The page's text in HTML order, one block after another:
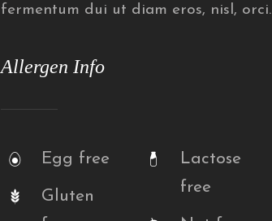
fermentum dui ut diam eros, nisl, orci.
Allergen Info
Egg free
Gluten
Lactose
free